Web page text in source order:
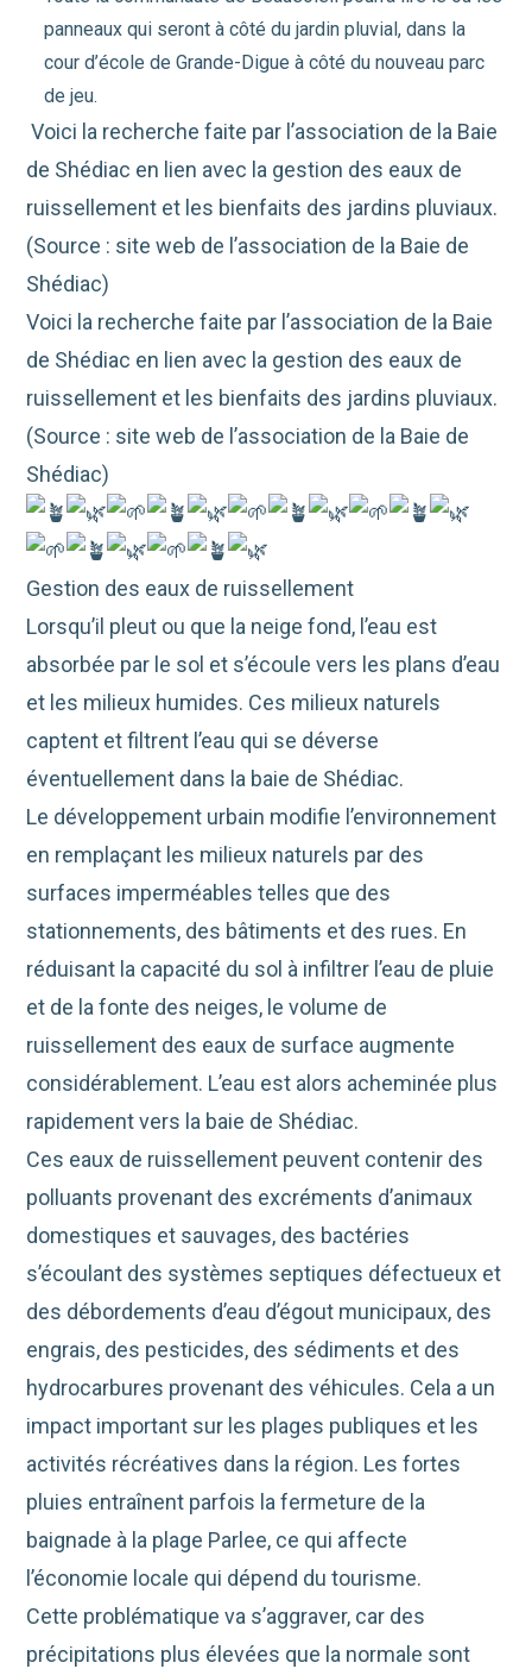
panneaux qui seront à côté du jardin pluvial, dans la
cour d’école de Grande-Digue à côté du nouveau parc
de jeu.
Voici la recherche faite par l’association de la Baie
de Shédiac en lien avec la gestion des eaux de
ruissellement et les bienfaits des jardins pluviaux.
(Source : site web de l’association de la Baie de
Shédiac)
Voici la recherche faite par l’association de la Baie
de Shédiac en lien avec la gestion des eaux de
ruissellement et les bienfaits des jardins pluviaux.
(Source : site web de l’association de la Baie de
Shédiac)
Gestion des eaux de ruissellement
Lorsqu’il pleut ou que la neige fond, l’eau est
absorbée par le sol et s’écoule vers les plans d’eau
et les milieux humides. Ces milieux naturels
captent et filtrent l’eau qui se déverse
éventuellement dans la baie de Shédiac.
Le développement urbain modifie l’environnement
en remplaçant les milieux naturels par des
surfaces imperméables telles que des
stationnements, des bâtiments et des rues. En
réduisant la capacité du sol à infiltrer l’eau de pluie
et de la fonte des neiges, le volume de
ruissellement des eaux de surface augmente
considérablement. L’eau est alors acheminée plus
rapidement vers la baie de Shédiac.
Ces eaux de ruissellement peuvent contenir des
polluants provenant des excréments d’animaux
domestiques et sauvages, des bactéries
s’écoulant des systèmes septiques défectueux et
des débordements d’eau d’égout municipaux, des
engrais, des pesticides, des sédiments et des
hydrocarbures provenant des véhicules. Cela a un
impact important sur les plages publiques et les
activités récréatives dans la région. Les fortes
pluies entraînent parfois la fermeture de la
baignade à la plage Parlee, ce qui affecte
l’économie locale qui dépend du tourisme.
Cette problématique va s’aggraver, car des
précipitations plus élevées que la normale sont